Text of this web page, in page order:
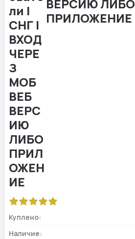
ВЕРСИЮ ЛИБО
ПРИЛОЖЕНИЕ
Куплено:
Наличие: